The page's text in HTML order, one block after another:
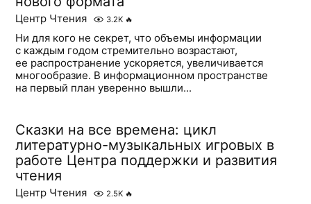
Центр Чтения 3.2K 🔥
Ни для кого не секрет, что объемы информации
с каждым годом стремительно возрастают,
ее распространение ускоряется, увеличивается
многообразие. В информационном пространстве
на первый план уверенно вышли...
Сказки на все времена: цикл
литературно-музыкальных игровых в
работе Центра поддержки и развития
чтения
Центр Чтения 2.5K 🔥